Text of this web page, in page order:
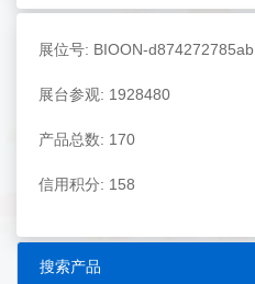
展位号: BIOON-d874272785ab
展台参观: 1928480
产品总数: 170
信用积分: 158
搜索产品